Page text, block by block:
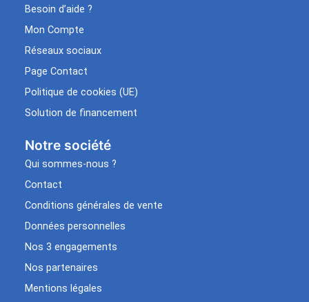
Besoin d’aide ?
Mon Compte
Réseaux sociaux
Page Contact
Politique de cookies (UE)
Solution de financement
Notre société
Qui sommes-nous ?
Contact
Conditions générales de vente
Données personnelles
Nos 3 engagements
Nos partenaires
Mentions légales